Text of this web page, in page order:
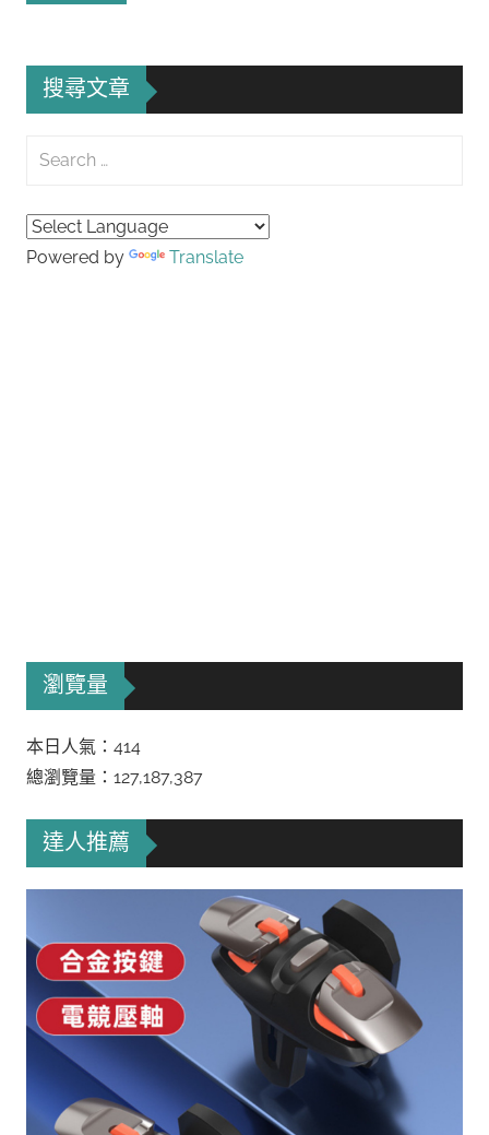
搜尋文章
Search
Powered by Translate
瀏覽量
本日人氣：414
總瀏覽量：127,187,387
達人推薦